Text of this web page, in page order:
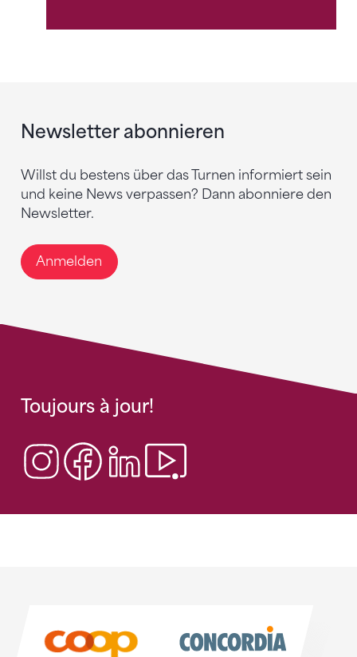
Newsletter abonnieren
Willst du bestens über das Turnen informiert sein
und keine News verpassen? Dann abonniere den
Newsletter.
Anmelden
Toujours à jour!